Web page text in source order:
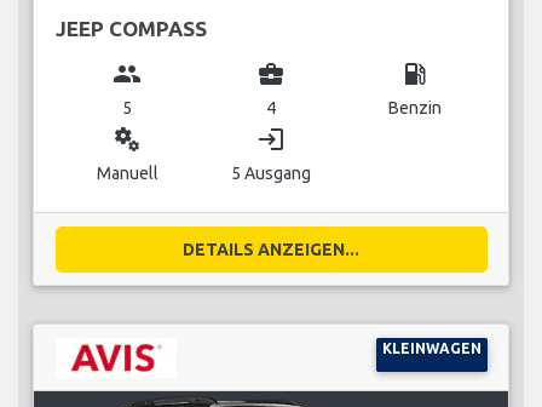
JEEP COMPASS
group
5
business_center
4
local_gas_station
Benzin
miscellaneous_services
Manuell
login
5 Ausgang
DETAILS ANZEIGEN...
KLEINWAGEN